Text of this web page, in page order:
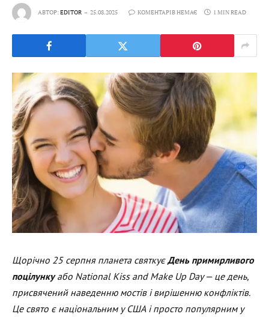
АВТОР:EDITOR 25.08.2025 КОМЕНТАРІВ НЕМАЄ 1 MIN READ
Щорічно 25 серпня планета святкуєДень примирливого
поцілункуабо NationalKissandMakeUp Day— це день,
присвячений наведенню мостів і вирішенню конфліктів.
Це свято є національним у США і просто популярним у